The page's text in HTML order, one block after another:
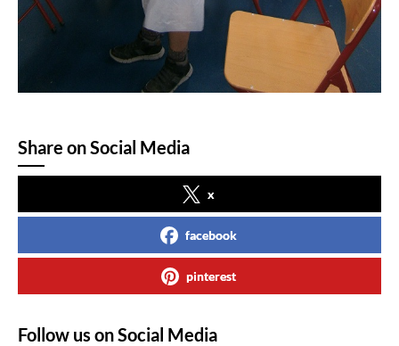
Share on Social Media
x
facebook
pinterest
Follow us on Social Media